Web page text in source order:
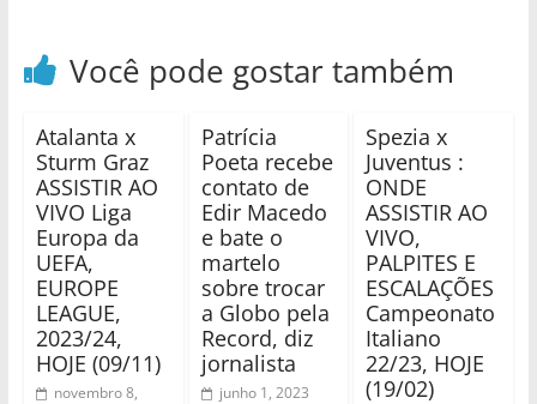
Você pode gostar também
Atalanta x
Sturm Graz
ASSISTIR AO
VIVO Liga
Europa da
UEFA,
EUROPE
LEAGUE,
2023/24,
HOJE (09/11)
novembro 8,
Patrícia
Poeta recebe
contato de
Edir Macedo
e bate o
martelo
sobre trocar
a Globo pela
Record, diz
jornalista
junho 1, 2023
Spezia x
Juventus :
ONDE
ASSISTIR AO
VIVO,
PALPITES E
ESCALAÇÕES
Campeonato
Italiano
22/23, HOJE
(19/02)